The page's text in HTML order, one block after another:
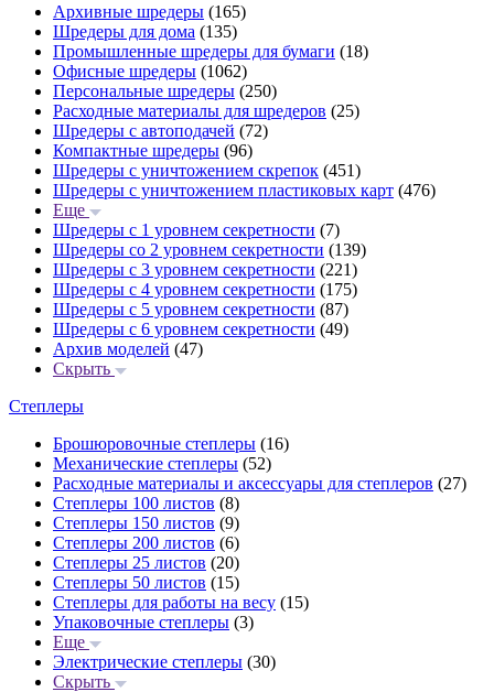
Архивные шредеры (165)
Шредеры для дома (135)
Промышленные шредеры для бумаги (18)
Офисные шредеры (1062)
Персональные шредеры (250)
Расходные материалы для шредеров (25)
Шредеры с автоподачей (72)
Компактные шредеры (96)
Шредеры с уничтожением скрепок (451)
Шредеры с уничтожением пластиковых карт (476)
Еще
Шредеры с 1 уровнем секретности (7)
Шредеры со 2 уровнем секретности (139)
Шредеры с 3 уровнем секретности (221)
Шредеры с 4 уровнем секретности (175)
Шредеры с 5 уровнем секретности (87)
Шредеры с 6 уровнем секретности (49)
Архив моделей (47)
Скрыть
Степлеры
Брошюровочные степлеры (16)
Механические степлеры (52)
Расходные материалы и аксессуары для степлеров (27)
Степлеры 100 листов (8)
Степлеры 150 листов (9)
Степлеры 200 листов (6)
Степлеры 25 листов (20)
Степлеры 50 листов (15)
Степлеры для работы на весу (15)
Упаковочные степлеры (3)
Еще
Электрические степлеры (30)
Скрыть